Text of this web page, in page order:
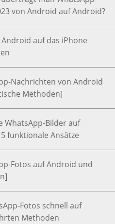
von Android auf Android?
auf das iPhone
Nachrichten von Android
Methoden]
WhatsApp-Bilder auf
funktionale Ansätze
Fotos auf Android und
Fotos schnell auf
Methoden